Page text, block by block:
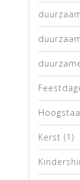
Kerst (1)